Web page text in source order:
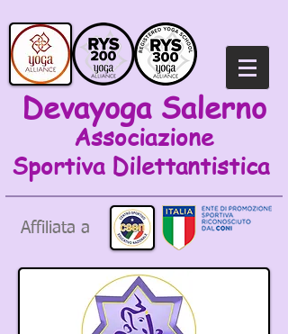
Devayoga Salerno
Associazione
Sportiva Dilettantistica
Affiliata a